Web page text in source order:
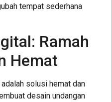
tempat sederhana
Ramah
Hemat
solusi hemat dan
desain undangan